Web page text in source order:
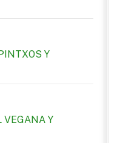
Y
VEGANA Y